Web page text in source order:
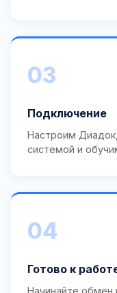
03
Подключение
Настроим
системой и
04
Готово к
Начинайте обмен